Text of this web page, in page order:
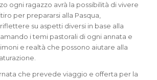
ogni ragazzo avrà la possibilità di vivere
per prepararsi alla Pasqua,
su aspetti diversi in base alla
i temi pastorali di ogni annata e
e realtà che possono aiutare alla
che prevede viaggio e offerta per la